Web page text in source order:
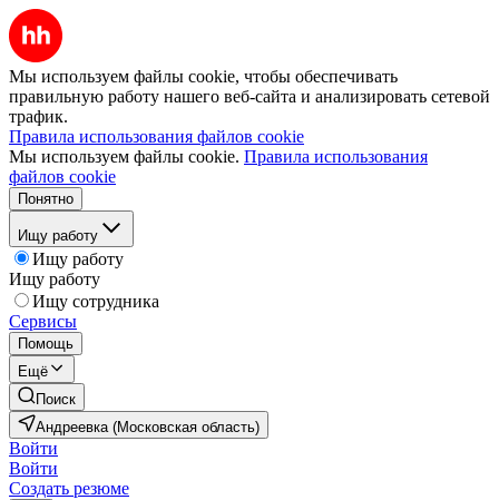
Мы используем файлы cookie, чтобы обеспечивать
правильную работу нашего веб-сайта и анализировать сетевой
трафик.
Правила использования файлов cookie
Мы используем файлы cookie. Правила использования
файлов cookie
Понятно
Ищу работу
Ищу работу
Ищу работу
Ищу сотрудника
Сервисы
Помощь
Ещё
Поиск
Андреевка (Московская область)
Войти
Войти
Создать резюме